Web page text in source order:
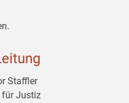
Staffler
für Justiz